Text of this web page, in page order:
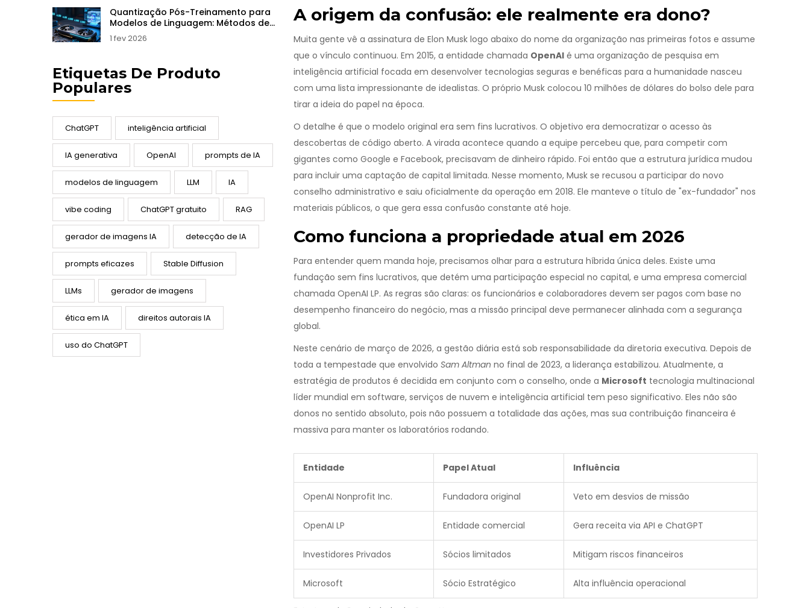
Quantização Pós-Treinamento para
Modelos de Linguagem: Métodos de
8 e 4 Bits
1 fev 2026
Etiquetas De Produto
Populares
ChatGPT inteligência artificial
IA generativa OpenAI prompts de IA
modelos de linguagem LLM IA
vibe coding ChatGPT gratuito RAG
gerador de imagens IA detecção de IA
prompts eficazes Stable Diffusion
LLMs gerador de imagens
ética em IA direitos autorais IA
uso do ChatGPT
A origem da confusão: ele realmente era dono?
Muita gente vê a assinatura de Elon Musk logo abaixo do nome da organização nas primeiras fotos e assume
que o vínculo continuou. Em 2015, a entidade chamada OpenAI é uma organização de pesquisa em
inteligência artificial focada em desenvolver tecnologias seguras e benéficas para a humanidade nasceu
com uma lista impressionante de idealistas. O próprio Musk colocou 10 milhões de dólares do bolso dele para
tirar a ideia do papel na época.
O detalhe é que o modelo original era sem fins lucrativos. O objetivo era democratizar o acesso às
descobertas de código aberto. A virada acontece quando a equipe percebeu que, para competir com
gigantes como Google e Facebook, precisavam de dinheiro rápido. Foi então que a estrutura jurídica mudou
para incluir uma captação de capital limitada. Nesse momento, Musk se recusou a participar do novo
conselho administrativo e saiu oficialmente da operação em 2018. Ele manteve o título de "ex-fundador" nos
materiais públicos, o que gera essa confusão constante até hoje.
Como funciona a propriedade atual em 2026
Para entender quem manda hoje, precisamos olhar para a estrutura híbrida única deles. Existe uma
fundação sem fins lucrativos, que detém uma participação especial no capital, e uma empresa comercial
chamada OpenAI LP. As regras são claras: os funcionários e colaboradores devem ser pagos com base no
desempenho financeiro do negócio, mas a missão principal deve permanecer alinhada com a segurança
global.
Neste cenário de março de 2026, a gestão diária está sob responsabilidade da diretoria executiva. Depois de
toda a tempestade que envolvido Sam Altman no final de 2023, a liderança estabilizou. Atualmente, a
estratégia de produtos é decidida em conjunto com o conselho, onde a Microsoft tecnologia multinacional
líder mundial em software, serviços de nuvem e inteligência artificial tem peso significativo. Eles não são
donos no sentido absoluto, pois não possuem a totalidade das ações, mas sua contribuição financeira é
massiva para manter os laboratórios rodando.
Entidade Papel Atual Influência
OpenAI Nonprofit Inc. Fundadora original Veto em desvios de missão
OpenAI LP Entidade comercial Gera receita via API e ChatGPT
Investidores Privados Sócios limitados Mitigam riscos financeiros
Microsoft Sócio Estratégico Alta influência operacional